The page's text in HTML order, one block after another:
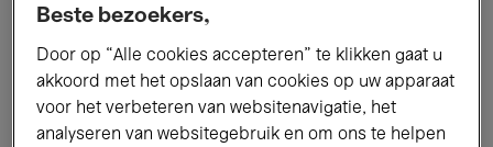
Alle evenementen
Tentoonstellingen Films
Performances Lezingen & Debatten
Beste bezoekers,
Door op “Alle cookies accepteren” te klikken gaat u
akkoord met het opslaan van cookies op uw apparaat
voor het verbeteren van websitenavigatie, het
analyseren van websitegebruik en om ons te helpen